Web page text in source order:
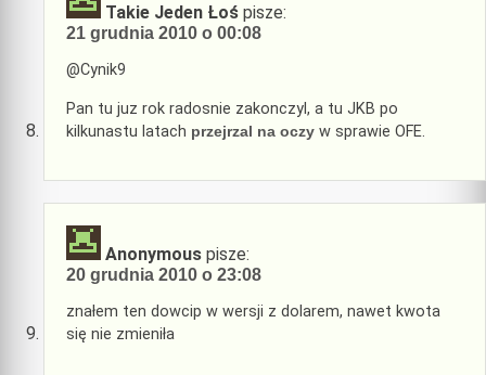
Takie Jeden Łoś pisze:
21 grudnia 2010 o 00:08
@Cynik9
Pan tu juz rok radosnie zakonczyl, a tu JKB po
kilkunastu latach przejrzal na oczy w sprawie OFE.
Anonymous pisze:
20 grudnia 2010 o 23:08
znałem ten dowcip w wersji z dolarem, nawet kwota
się nie zmieniła